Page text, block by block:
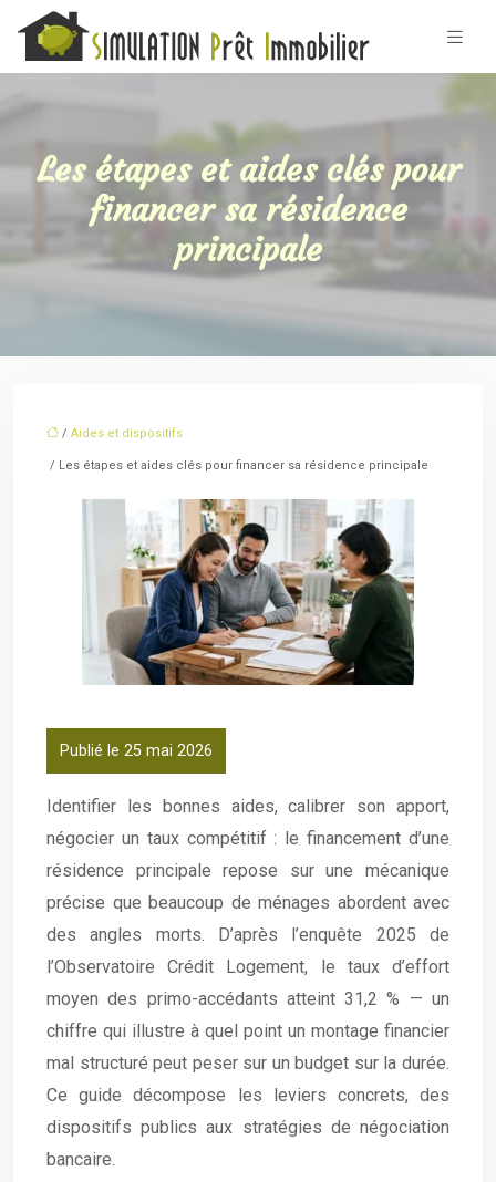
Les étapes et aides clés pour
financer sa résidence
principale
/ Aides et dispositifs
/ Les étapes et aides clés pour financer sa résidence principale
Publié le 25 mai 2026
Identifier les bonnes aides, calibrer son apport,
négocier un taux compétitif : le financement d’une
résidence principale repose sur une mécanique
précise que beaucoup de ménages abordent avec
des angles morts. D’après l’enquête 2025 de
l’Observatoire Crédit Logement, le taux d’effort
moyen des primo-accédants atteint 31,2 % — un
chiffre qui illustre à quel point un montage financier
mal structuré peut peser sur un budget sur la durée.
Ce guide décompose les leviers concrets, des
dispositifs publics aux stratégies de négociation
bancaire.